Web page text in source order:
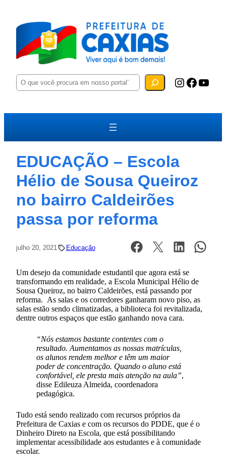
P
e
u
a
Instagram Facebook YouTube
EDUCAÇÃO – Escola
Hélio de Sousa Queiroz
no bairro Caldeirões
passa por reforma
julho 20, 2021 Educação
Um desejo da comunidade estudantil que agora está se
transformando em realidade, a Escola Municipal Hélio de
Sousa Queiroz, no bairro Caldeirões, está passando por
reforma. As salas e os corredores ganharam novo piso, as
salas estão sendo climatizadas, a biblioteca foi revitalizada,
dentre outros espaços que estão ganhando nova cara.
“Nós estamos bastante contentes com o
resultado. Aumentamos as nossas matrículas,
os alunos rendem melhor e têm um maior
poder de concentração. Quando o aluno está
confortável, ele presta mais atenção na aula”,
disse Edileuza Almeida, coordenadora
pedagógica.
Tudo está sendo realizado com recursos próprios da
Prefeitura de Caxias e com os recursos do PDDE, que é o
Dinheiro Direto na Escola, que está possibilitando
implementar acessibilidade aos estudantes e à comunidade
escolar.